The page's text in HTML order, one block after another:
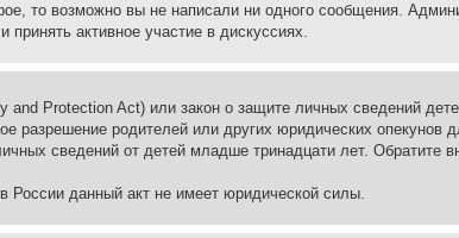
то возможно вы не написали ни одного сообщения.
принять активное участие в дискуссиях.
and Protection Act) или закон о защите личных сведений
разрешение родителей или других юридических опекунов
сведений от детей младше тринадцати лет. Обратите
России данный акт не имеет юридической силы.